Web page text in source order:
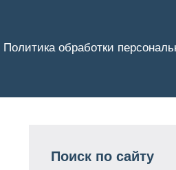
Политика обработки
Поиск по сайту